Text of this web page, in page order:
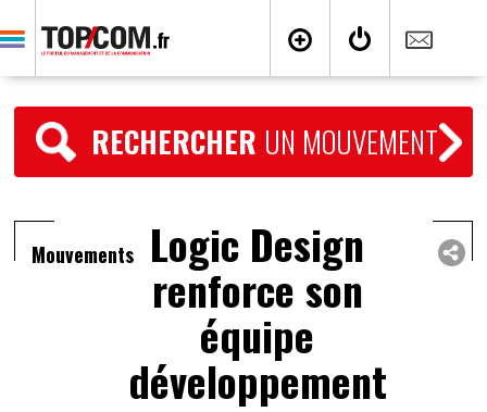
RECHERCHER UN MOUVEMENT
Mouvements Logic Design
renforce son
équipe
développement